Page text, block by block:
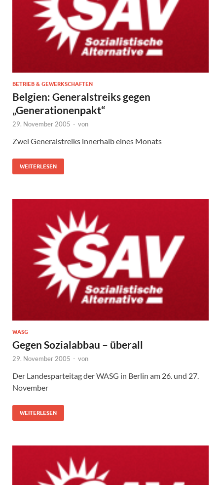
BETRIEB & GEWERKSCHAFTEN
Belgien: Generalstreiks gegen
„Generationenpakt“
29. November 2005 - von
Zwei Generalstreiks innerhalb eines Monats
WEITERLESEN
WASG
Gegen Sozialabbau – überall
29. November 2005 - von
Der Landesparteitag der WASG in Berlin am 26. und 27.
November
WEITERLESEN